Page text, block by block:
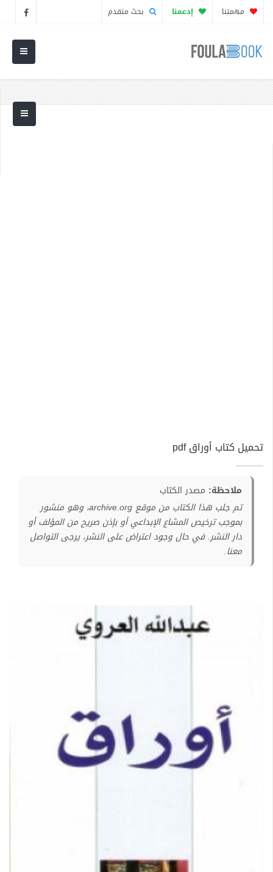
مهمتنا إدعمنا بحث متقدم
تحميل كتاب أوراق pdf
ملاحظة: مصدر الكتاب
تم جلب هذا الكتاب من موقع archive.org، وهو منشور
بموجب ترخيص المشاع الإبداعي أو بإذن صريح من المؤلف أو
دار النشر. في حال وجود اعتراض على النشر، يرجى التواصل
معنا.